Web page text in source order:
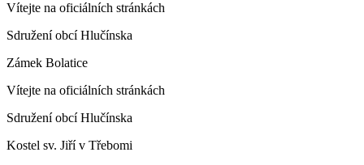
Vítejte na oficiálních stránkách
Sdružení obcí Hlučínska
Zámek Bolatice
Vítejte na oficiálních stránkách
Sdružení obcí Hlučínska
Kostel sv. Jiří v Třebomi